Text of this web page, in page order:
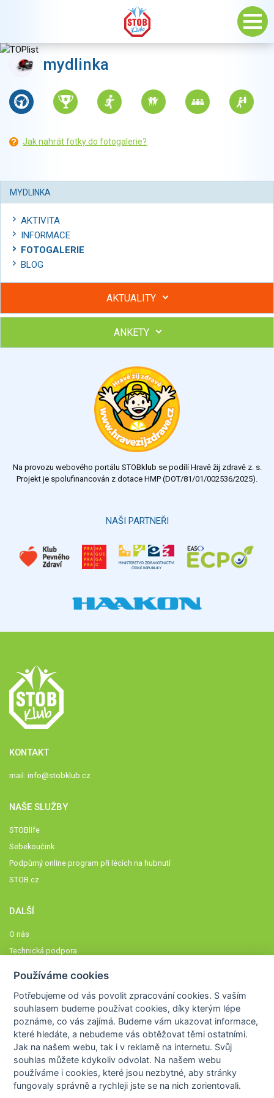
mydlinka
Jak nahrát fotky do fotogalerie?
MYDLINKA
AKTIVITA
INFORMACE
FOTOGALERIE
BLOG
AKTUALITY
Hubněte s podporou lektorky a skupiny v kurzech STOBu
Chcete poradit s hubnutím? Najděte si odborníka STOBu ve
ANKETY
Výsledky Všechny ankety
Na provozu webového portálu STOBklub se podílí Hravě žij zdravě z. s.
Projekt je spolufinancován z dotace HMP (DOT/81/01/002536/2025).
NAŠI PARTNEŘI
KONTAKT
mail: info@stobklub.cz
NAŠE SLUŽBY
STOBlife
Sebekoučink
Podpůrný online program při lécích na hubnutí
STOB.cz
DALŠÍ
O nás
Technická podpora
Členové STOBklubu
Zásady nakládání s osobními údaji
Otestujte se
Spočítejte si
Výzva 52
Používáme cookies
Potřebujeme od vás povolit zpracování cookies. S vaším
souhlasem budeme používat cookies, díky kterým lépe
poznáme,co vás zajímá. Budeme vám ukazovat informace,
které hledáte, a nebudeme vás obtěžovat těmi ostatními.
Jak na našem webu, tak i v reklamě na internetu. Svůj
souhlas můžete kdykoliv odvolat. Na našem webu
používáme i cookies, které jsou nezbytné, aby stránky
fungovaly správně a rychleji jste se na nich zorientovali.